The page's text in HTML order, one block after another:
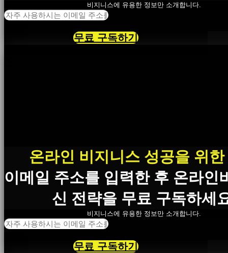
비지니스에 유용한 정보만 소개합니다.
무료 구독하기
온라인 비지니스 성공을 위
이메일 주소를 입력한 후 온라인
신 전략을 무료 구독하세
비지니스에 유용한 정보만 소개합니다.
무료 구독하기